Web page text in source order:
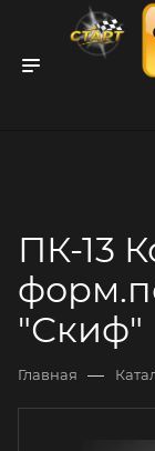
ПК-13
"Скиф"
Главная —